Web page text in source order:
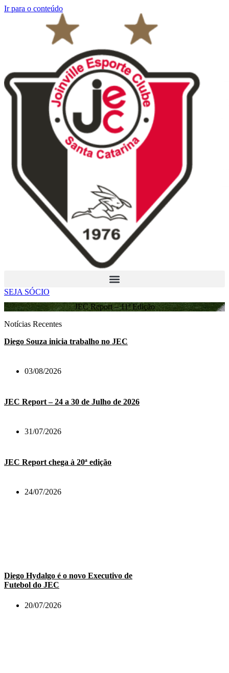
Ir para o conteúdo
SEJA SÓCIO
JEC Report – 11ª Edição
Notícias Recentes
Diego Souza inicia trabalho no JEC
03/08/2026
JEC Report – 24 a 30 de Julho de 2026
31/07/2026
JEC Report chega à 20ª edição
24/07/2026
Diego Hydalgo é o novo Executivo de
Futebol do JEC
20/07/2026